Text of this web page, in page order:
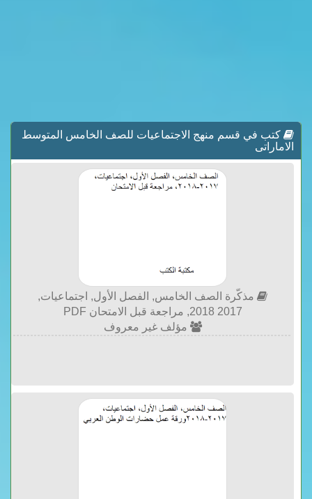
كتب في قسم منهج الاجتماعيات للصف الخامس المتوسط
الاماراتى
مذكّرة الصف الخامس, الفصل الأول, اجتماعيات,
2017 2018, مراجعة قبل الامتحان PDF
مؤلف غير معروف